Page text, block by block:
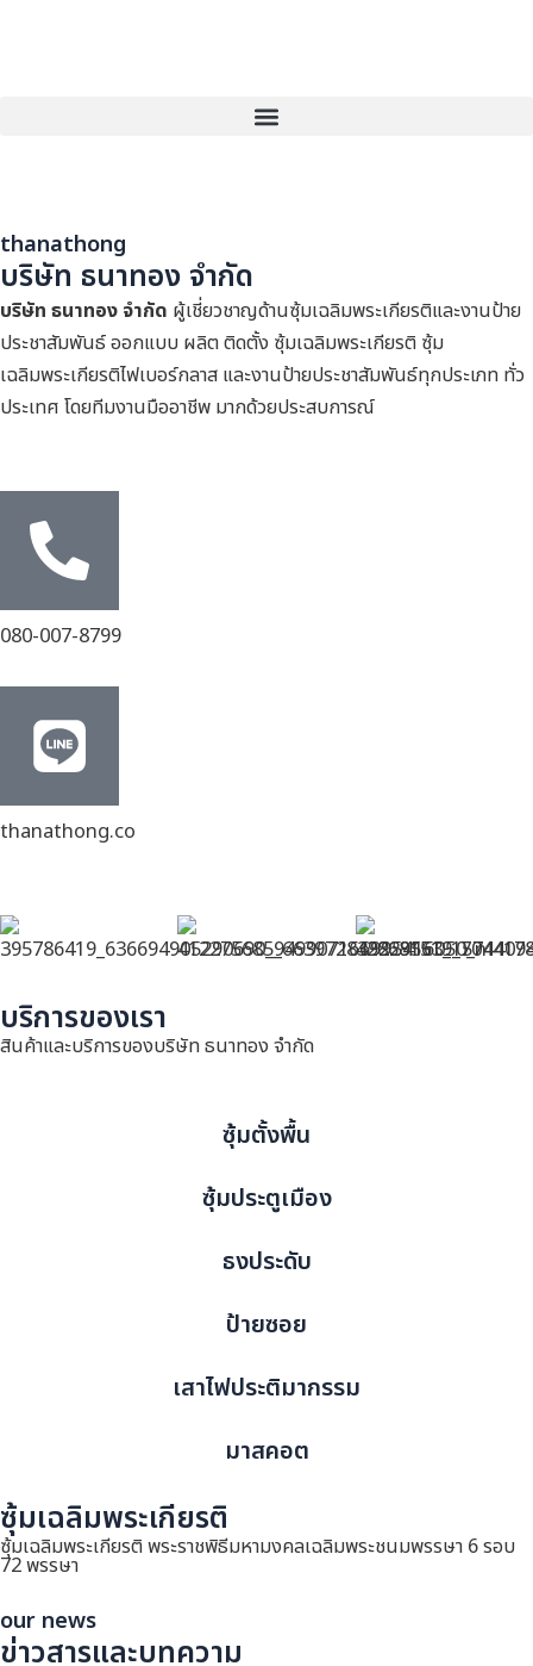
Menu
thanathong
บริษัท ธนาทอง จำกัด
บริษัท ธนาทอง จำกัด ผู้เชี่ยวชาญด้านซุ้มเฉลิมพระเกียรติและงานป้าย
ประชาสัมพันธ์ ออกแบบ ผลิต ติดตั้ง ซุ้มเฉลิมพระเกียรติ ซุ้ม
เฉลิมพระเกียรติไฟเบอร์กลาส และงานป้ายประชาสัมพันธ์ทุกประเภท ทั่ว
ประเทศ โดยทีมงานมืออาชีพ มากด้วยประสบการณ์
080-007-8799
thanathong.co
บริการของเรา
สินค้าและบริการของบริษัท ธนาทอง จำกัด
ซุ้มตั้งพื้น
ซุ้มประตูเมือง
ธงประดับ
ป้ายซอย
เสาไฟประติมากรรม
มาสคอต
ซุ้มเฉลิมพระเกียรติ
ซุ้มเฉลิมพระเกียรติ พระราชพิธีมหามงคลเฉลิมพระชนมพรรษา 6 รอบ
72 พรรษา
our news
ข่าวสารและบทความ